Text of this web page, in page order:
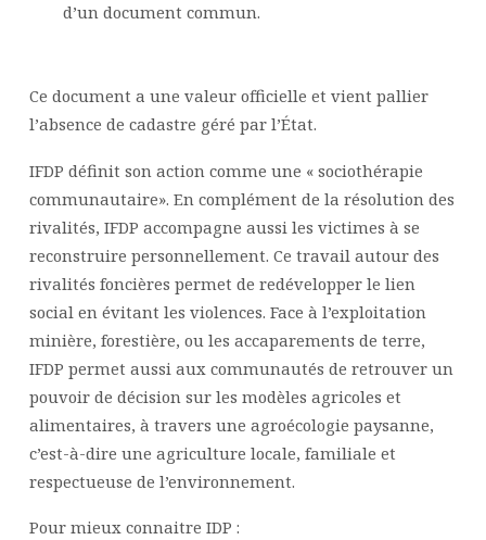
d’un document commun.
Ce document a une valeur officielle et vient pallier
l’absence de cadastre géré par l’État.
IFDP définit son action comme une « sociothérapie
communautaire». En complément de la résolution des
rivalités, IFDP accompagne aussi les victimes à se
reconstruire personnellement. Ce travail autour des
rivalités foncières permet de redévelopper le lien
social en évitant les violences. Face à l’exploitation
minière, forestière, ou les accaparements de terre,
IFDP permet aussi aux communautés de retrouver un
pouvoir de décision sur les modèles agricoles et
alimentaires, à travers une agroécologie paysanne,
c’est-à-dire une agriculture locale, familiale et
respectueuse de l’environnement.
Pour mieux connaitre IDP :